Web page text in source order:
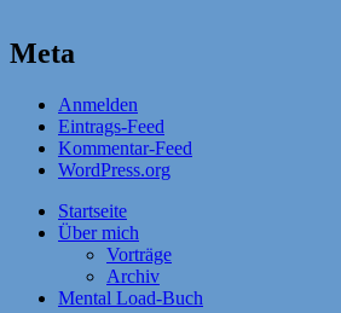
Meta
Anmelden
Eintrags-Feed
Kommentar-Feed
WordPress.org
Startseite
Über mich
Vorträge
Archiv
Mental Load-Buch